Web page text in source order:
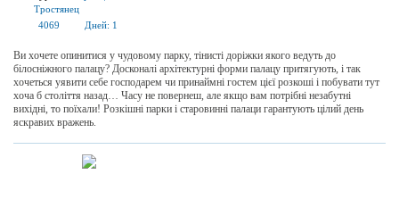
Тростянец
4069
Дней: 1
Ви хочете опинитися у чудовому парку, тінисті доріжки якого ведуть до
білосніжного палацу? Досконалі архітектурні форми палацу притягують, і так
хочеться уявити себе господарем чи принаймні гостем цієї розкоші і побувати тут
хоча б століття назад… Часу не повернеш, але якщо вам потрібні незабутні
вихідні, то поїхали! Розкішні парки і старовинні палаци гарантують цілий день
яскравих вражень.